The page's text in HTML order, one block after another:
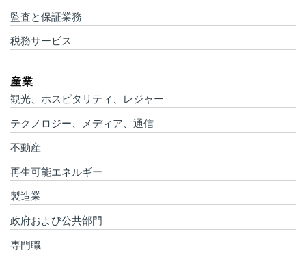
監査と保証業務
税務サービス
産業
観光、ホスピタリティ、レジャー
テクノロジー、メディア、通信
不動産
再生可能エネルギー
製造業
政府および公共部門
専門職